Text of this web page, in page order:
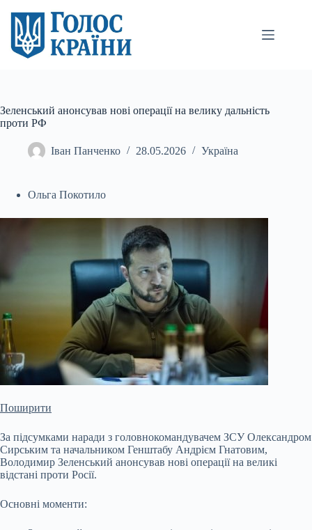
вмісту
Зеленський анонсував нові операції на велику дальність
проти РФ
Іван Панченко 28.05.2026 Україна
Ольга Покотило
Поширити
За підсумками наради з головнокомандувачем ЗСУ Олександром
Сирським та начальником Генштабу Андрієм Гнатовим,
Володимир Зеленський анонсував нові операції на великі
відстані проти Росії.
Основні моменти: